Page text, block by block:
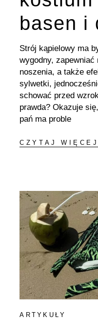
basen i
Strój kąpielowy ma
wygodny,
noszenia, a także
sylwetki,
schować przed
prawda? Okazuje
pań ma proble
CZYTAJ WIĘCEJ
ARTYKUŁY